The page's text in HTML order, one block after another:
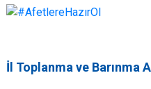
İl Toplanma ve Barınma